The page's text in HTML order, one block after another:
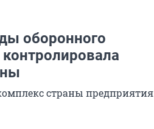
оборонного
страны предприятия